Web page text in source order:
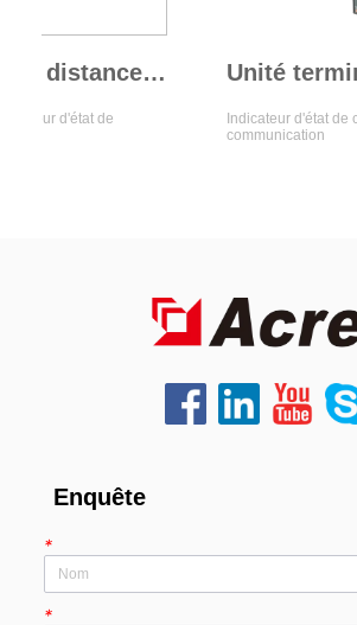
Unités de terminal à distance de la série ARTU100
Indicateur d'état de canal et
communication
Enquête
*
*